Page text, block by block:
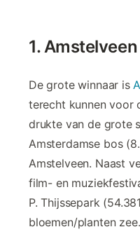
1.
De grote winnaar is
terecht kunnen voor
drukte van de grote
Amsterdamse bos
Amstelveen. Naast
film- en
P. Thijssepark
bloemen/planten